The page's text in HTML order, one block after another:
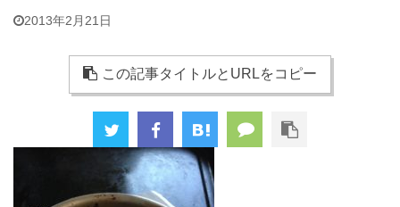
2013年2月21日
この記事タイトルとURLをコピー